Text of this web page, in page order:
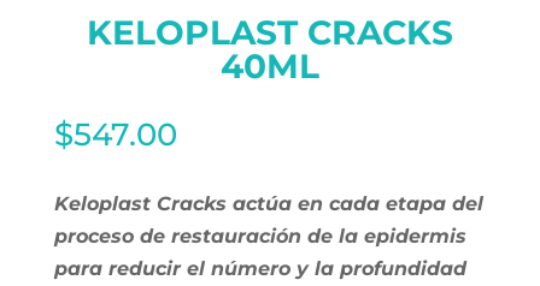
KELOPLAST CRACKS
40ML
$547.00
Keloplast Cracks actúa en cada etapa del
proceso de restauración de la epidermis
para reducir el número y la profundidad